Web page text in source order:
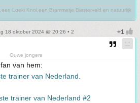
Loeki Knol,een Brammetje Biesterveld en natuurlijk
18 oktober 2024 @ 20:26 • 2
Ouwe jongere
van hem:
trainer van Nederland.
trainer van Nederland #2